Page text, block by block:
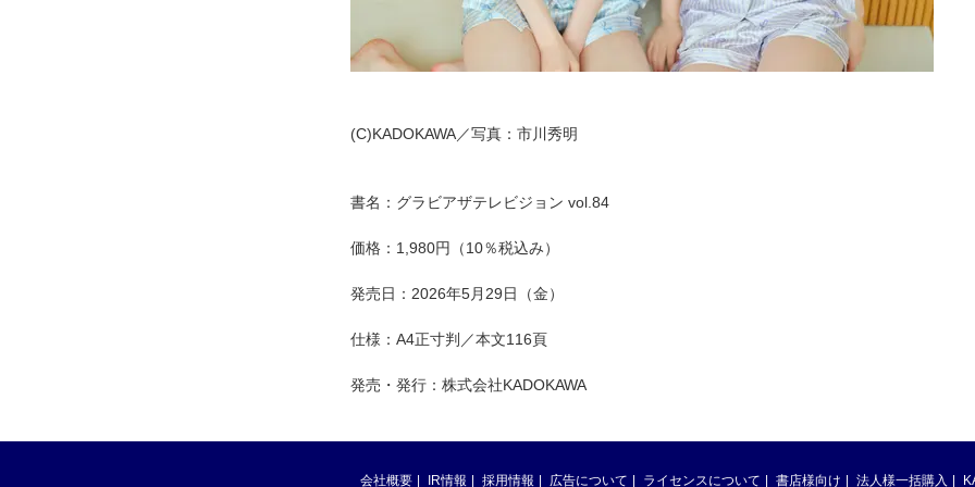
(C)KADOKAWA／写真：市川秀明
書名：グラビアザテレビジョン vol.84
価格：1,980円（10％税込み）
発売日：2026年5月29日（金）
仕様：A4正寸判／本文116頁
発売・発行：株式会社KADOKAWA
会社概要 IR情報 採用情報 広告について ライセンスについて 書店様向け 法人様一括購入